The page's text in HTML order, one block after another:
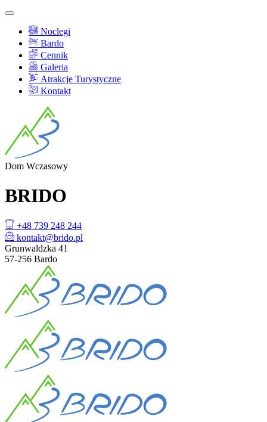
Noclegi
Bardo
Cennik
Galeria
Atrakcje Turystyczne
Kontakt
Dom Wczasowy
BRIDO
+48 739 248 244
kontakt@brido.pl
Grunwaldzka 41
57-256 Bardo